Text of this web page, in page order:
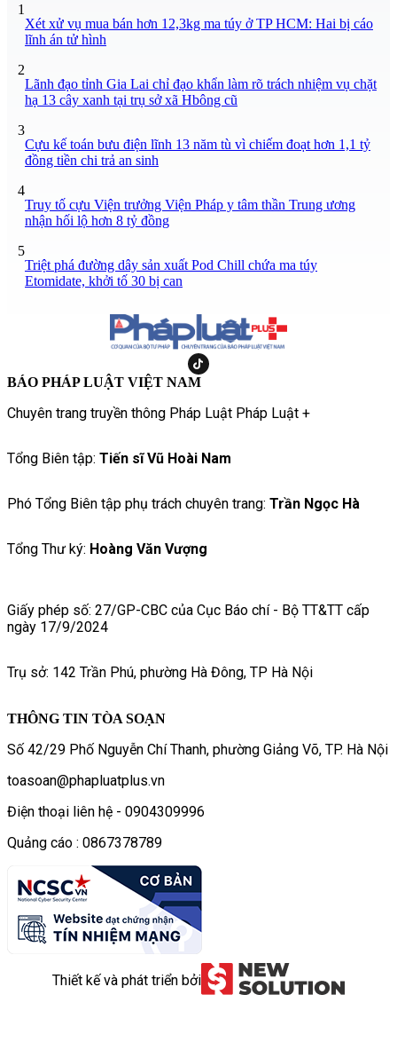
1
Xét xử vụ mua bán hơn 12,3kg ma túy ở TP HCM: Hai bị cáo
lĩnh án tử hình
2
Lãnh đạo tỉnh Gia Lai chỉ đạo khẩn làm rõ trách nhiệm vụ chặt
hạ 13 cây xanh tại trụ sở xã Hbông cũ
3
Cựu kế toán bưu điện lĩnh 13 năm tù vì chiếm đoạt hơn 1,1 tỷ
đồng tiền chi trả an sinh
4
Truy tố cựu Viện trưởng Viện Pháp y tâm thần Trung ương
nhận hối lộ hơn 8 tỷ đồng
5
Triệt phá đường dây sản xuất Pod Chill chứa ma túy
Etomidate, khởi tố 30 bị can
BÁO PHÁP LUẬT VIỆT NAM
Chuyên trang truyền thông Pháp Luật Pháp Luật +
Tổng Biên tập: Tiến sĩ Vũ Hoài Nam
Phó Tổng Biên tập phụ trách chuyên trang: Trần Ngọc Hà
Tổng Thư ký: Hoàng Văn Vượng
Giấy phép số: 27/GP-CBC của Cục Báo chí - Bộ TT&TT cấp
ngày 17/9/2024
Trụ sở: 142 Trần Phú, phường Hà Đông, TP Hà Nội
THÔNG TIN TÒA SOẠN
Số 42/29 Phố Nguyễn Chí Thanh, phường Giảng Võ, TP. Hà Nội
toasoan@phapluatplus.vn
Điện thoại liên hệ - 0904309996
Quảng cáo : 0867378789
Thiết kế và phát triển bởi